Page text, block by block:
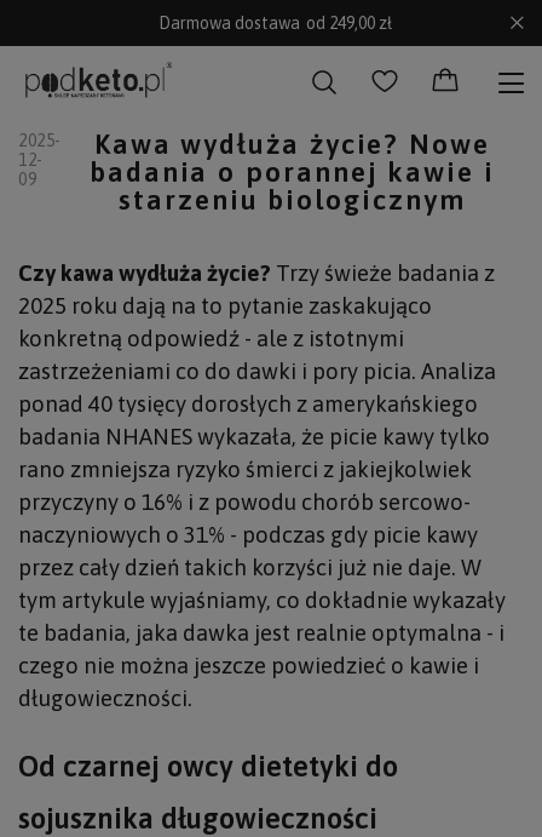
Darmowa dostawa od 249,00 zł
2025-
12-
09
Kawa wydłuża życie? Nowe
badania o porannej kawie i
starzeniu biologicznym
Czy kawa wydłuża życie? Trzy świeże badania z
2025 roku dają na to pytanie zaskakująco
konkretną odpowiedź - ale z istotnymi
zastrzeżeniami co do dawki i pory picia. Analiza
ponad 40 tysięcy dorosłych z amerykańskiego
badania NHANES wykazała, że picie kawy tylko
rano zmniejsza ryzyko śmierci z jakiejkolwiek
przyczyny o 16% i z powodu chorób sercowo-
naczyniowych o 31% - podczas gdy picie kawy
przez cały dzień takich korzyści już nie daje. W
tym artykule wyjaśniamy, co dokładnie wykazały
te badania, jaka dawka jest realnie optymalna - i
czego nie można jeszcze powiedzieć o kawie i
długowieczności.
Od czarnej owcy dietetyki do
sojusznika długowieczności